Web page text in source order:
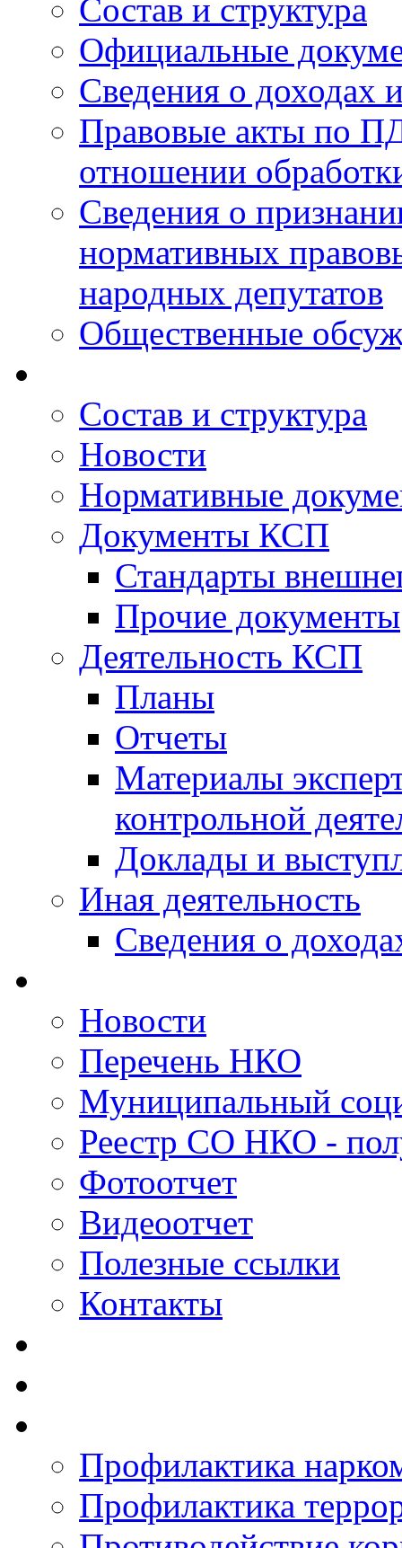
Состав и структура
Официальные
Сведения о доходах
Правовые акты по
отношении
Сведения о
нормативных
народных депутатов
Общественные
Состав и структура
Новости
Нормативные
Документы КСП
Стандарты
Прочие документы
Деятельность КСП
Планы
Отчеты
Материалы
контрольной
Доклады и
Иная деятельность
Сведения о
Новости
Перечень НКО
Муниципальный
Реестр СО НКО -
Фотоотчет
Видеоотчет
Полезные ссылки
Контакты
Профилактика
Профилактика